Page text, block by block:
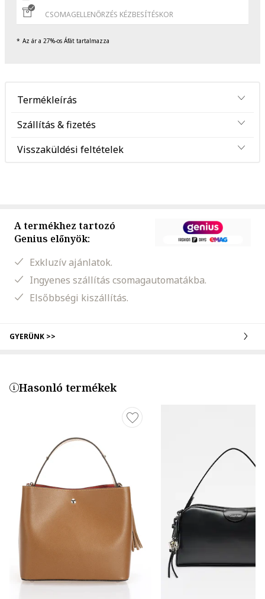
CSOMAGELLENŐRZÉS KÉZBESÍTÉSKOR
Az ár a 27%-os Áfát tartalmazza
Termékleírás
Szállítás & fizetés
Visszaküldési feltételek
A termékhez tartozó
Genius előnyök:
Exkluzív ajánlatok.
Ingyenes szállítás csomagautomatákba.
Elsőbbségi kiszállítás.
GYERÜNK >>
Hasonló termékek